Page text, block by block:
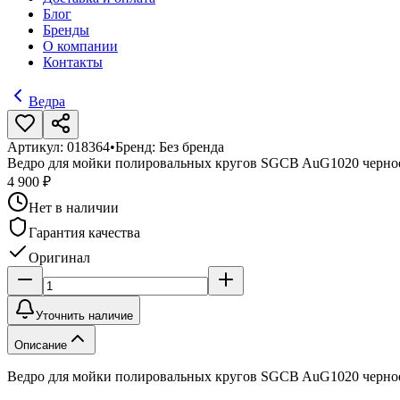
Блог
Бренды
О компании
Контакты
Ведра
Артикул: 018364•Бренд: Без бренда
Ведро для мойки полировальных кругов SGCB AuG1020
4 900 ₽
Нет в наличии
Гарантия качества
Оригинал
Уточнить наличие
Описание
Ведро для мойки полировальных кругов SGCB AuG1020